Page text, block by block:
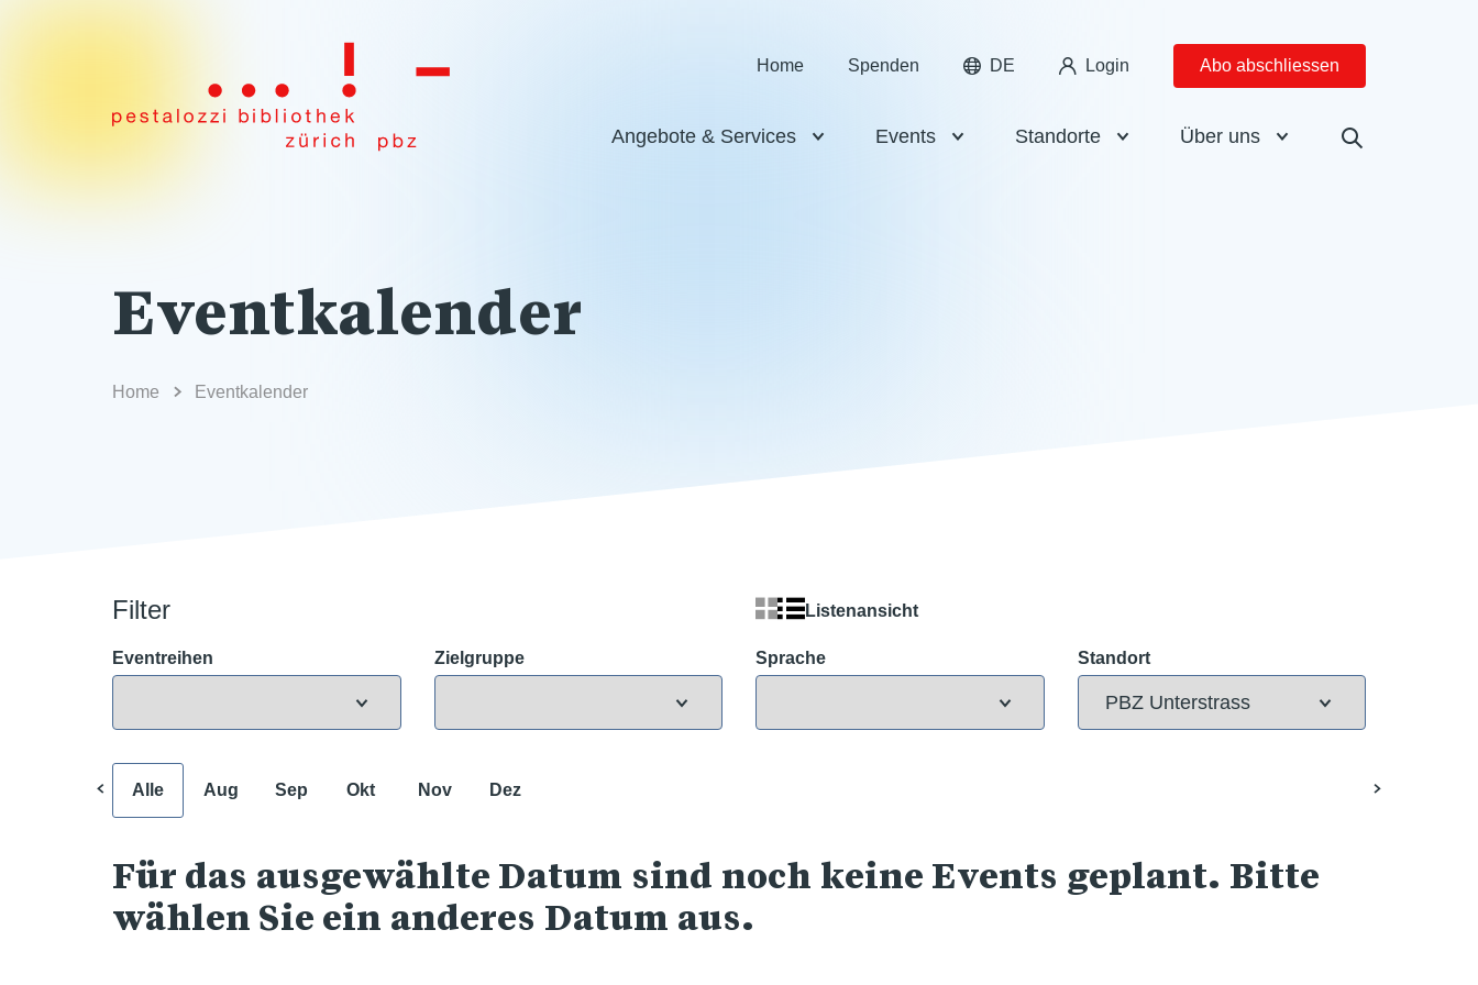
Home Spenden DE Login Abo abschliessen
Angebote & Services Events Standorte Über uns
Eventkalender
Home Eventkalender
Filter Listenansicht
Eventreihen Zielgruppe Sprache Standort
Alle Aug Sep Okt Nov Dez
Für das ausgewählte Datum sind noch keine Events geplant. Bitte
wählen Sie ein anderes Datum aus.